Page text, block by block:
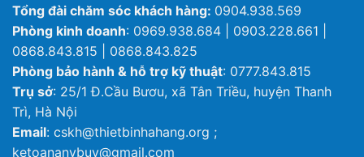
Tổng đài chăm sóc khách hàng: 0904.938.569
Phòng kinh doanh: 0969.938.684 | 0903.228.661 |
0868.843.815 | 0868.843.825
Phòng bảo hành & hỗ trợ kỹ thuật: 0777.843.815
Trụ sở: 25/1 Đ.Cầu Bươu, xã Tân Triều, huyện Thanh
Trì, Hà Nội
Email: cskh@thietbinhahang.org ;
ketoananybuy@gmail.com